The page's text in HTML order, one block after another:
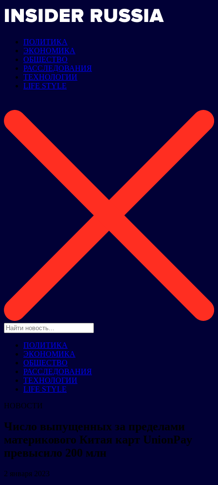
ПОЛИТИКА
ЭКОНОМИКА
ОБЩЕСТВО
РАССЛЕДОВАНИЯ
ТЕХНОЛОГИИ
LIFE STYLE
ПОЛИТИКА
ЭКОНОМИКА
ОБЩЕСТВО
РАССЛЕДОВАНИЯ
ТЕХНОЛОГИИ
LIFE STYLE
НОВОСТИ
Число выпущенных за пределами
материкового Китая карт UnionPay
превысило 200 млн
2 января 2023